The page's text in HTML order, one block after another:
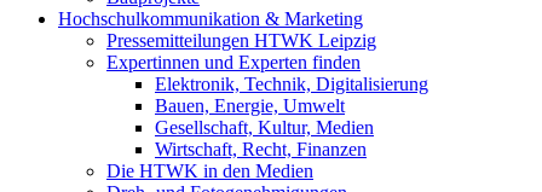
Hochschulkommunikation & Marketing
Pressemitteilungen HTWK Leipzig
Expertinnen und Experten finden
Elektronik, Technik, Digitalisierung
Bauen, Energie, Umwelt
Gesellschaft, Kultur, Medien
Wirtschaft, Recht, Finanzen
Die HTWK in den Medien